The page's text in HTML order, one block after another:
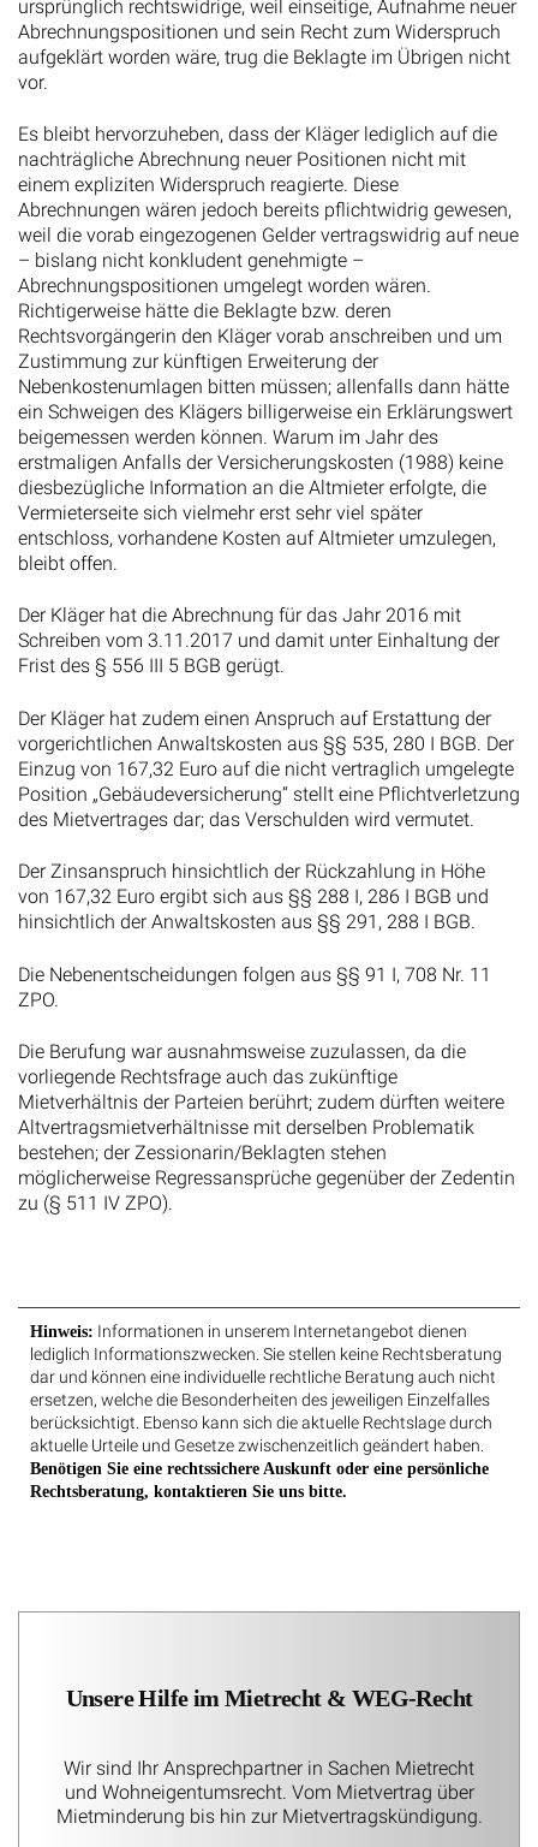
ursprünglich rechtswidrige, weil einseitige, Aufnahme neuer
Abrechnungspositionen und sein Recht zum Widerspruch
aufgeklärt worden wäre, trug die Beklagte im Übrigen nicht
vor.
Es bleibt hervorzuheben, dass der Kläger lediglich auf die
nachträgliche Abrechnung neuer Positionen nicht mit
einem expliziten Widerspruch reagierte. Diese
Abrechnungen wären jedoch bereits pflichtwidrig gewesen,
weil die vorab eingezogenen Gelder vertragswidrig auf neue
– bislang nicht konkludent genehmigte –
Abrechnungspositionen umgelegt worden wären.
Richtigerweise hätte die Beklagte bzw. deren
Rechtsvorgängerin den Kläger vorab anschreiben und um
Zustimmung zur künftigen Erweiterung der
Nebenkostenumlagen bitten müssen; allenfalls dann hätte
ein Schweigen des Klägers billigerweise ein Erklärungswert
beigemessen werden können. Warum im Jahr des
erstmaligen Anfalls der Versicherungskosten (1988) keine
diesbezügliche Information an die Altmieter erfolgte, die
Vermieterseite sich vielmehr erst sehr viel später
entschloss, vorhandene Kosten auf Altmieter umzulegen,
bleibt offen.
Der Kläger hat die Abrechnung für das Jahr 2016 mit
Schreiben vom 3.11.2017 und damit unter Einhaltung der
Frist des § 556 III 5 BGB gerügt.
Der Kläger hat zudem einen Anspruch auf Erstattung der
vorgerichtlichen Anwaltskosten aus §§ 535, 280 I BGB. Der
Einzug von 167,32 Euro auf die nicht vertraglich umgelegte
Position „Gebäudeversicherung“ stellt eine Pflichtverletzung
des Mietvertrages dar; das Verschulden wird vermutet.
Der Zinsanspruch hinsichtlich der Rückzahlung in Höhe
von 167,32 Euro ergibt sich aus §§ 288 I, 286 I BGB und
hinsichtlich der Anwaltskosten aus §§ 291, 288 I BGB.
Die Nebenentscheidungen folgen aus §§ 91 I, 708 Nr. 11
ZPO.
Die Berufung war ausnahmsweise zuzulassen, da die
vorliegende Rechtsfrage auch das zukünftige
Mietverhältnis der Parteien berührt; zudem dürften weitere
Altvertragsmietverhältnisse mit derselben Problematik
bestehen; der Zessionarin/Beklagten stehen
möglicherweise Regressansprüche gegenüber der Zedentin
zu (§ 511 IV ZPO).
Hinweis: Informationen in unserem Internetangebot dienen
lediglich Informationszwecken. Sie stellen keine Rechtsberatung
dar und können eine individuelle rechtliche Beratung auch nicht
ersetzen, welche die Besonderheiten des jeweiligen Einzelfalles
berücksichtigt. Ebenso kann sich die aktuelle Rechtslage durch
aktuelle Urteile und Gesetze zwischenzeitlich geändert haben.
Benötigen Sie eine rechtssichere Auskunft oder eine persönliche
Rechtsberatung, kontaktieren Sie uns bitte.
Unsere Hilfe im Mietrecht & WEG-Recht
Wir sind Ihr Ansprechpartner in Sachen Mietrecht
und Wohneigentumsrecht. Vom Mietvertrag über
Mietminderung bis hin zur Mietvertragskündigung.